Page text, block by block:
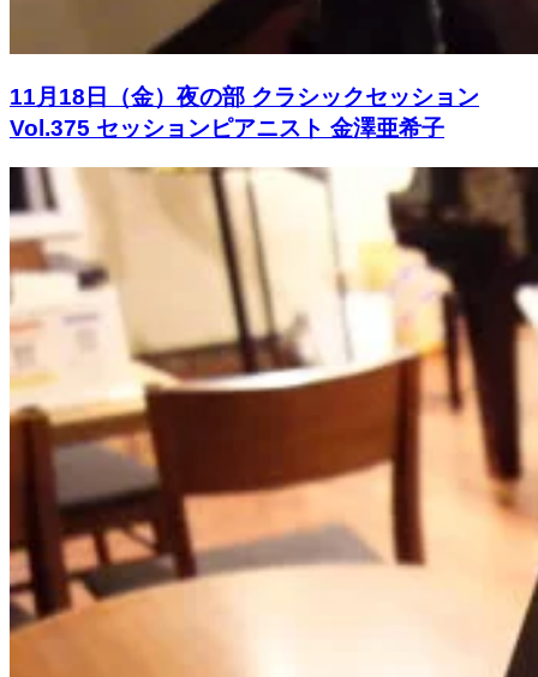
11月18日（金）夜の部 クラシックセッション
Vol.375 セッションピアニスト 金澤亜希子